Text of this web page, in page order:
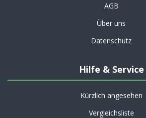
AGB
Über uns
Datenschutz
Hilfe & Service
Kürzlich angesehen
Vergleichsliste